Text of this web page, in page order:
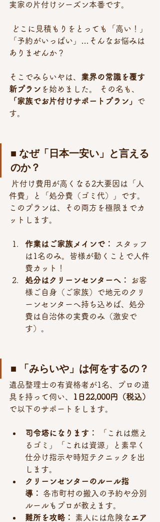
実家の片付けシーズン本番です。
「予約がいっぱい」…そんなお悩みは
ありませんか？
そこでみらいやは、 業界の常識を覆す
新プラン を始めました。 その名も、
「家族でお片付けサポートプラン」
で
す。
■ なぜ「日本一安い」と言える
のか？
件費」と「処分費（ゴミ代）」です。
このプランは、その両方を極限までカ
ットします。
作業はご家族メインで：
スタッフ
は1名のみ。皆様が動くことで人件
費カット！
処分はクリーンセンターへ：
お客
様ご自身（ご家族）で地元のクリ
ーンセンターへ持ち込めば、処分
費は自治体の実費のみ（激安で
す）。
■ 「みらいや」は何をするの？
遺品整理士の有資格者が1名、プロの道
具を持って伺い、
1日22,000円（税込）
で以下のサポートをします。
司令塔になります：
「これは燃え
るゴミ」「これは資源」と素早く
仕分け指示や時短テクニックを出
します。
クリーンセンターのルール指
導：
各市町村の搬入の予約や分別
ルールもプロが教えます。
難所を攻略：
素人には危険な エア